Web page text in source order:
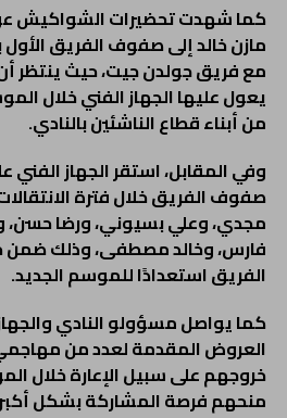
كما شهدت تحضيرات الشواكيش
مازن خالد إلى صفوف الفريق الأول
مع فريق جولدن جيت، حيث ينتظر
يعول عليها الجهاز الفني خلال
من أبناء قطاع الناشئين بالنادي.
وفي المقابل، استقر الجهاز
صفوف الفريق خلال فترة
مجدي، وعلي بسيوني، ورضا
فارس، وخالد مصطفى، وذلك ضمن
الفريق استعدادًا للموسم الجديد.
كما يواصل مسؤولو النادي
العروض المقدمة لعدد من
خروجهم على سبيل الإعارة خلال
منحهم فرصة المشاركة بشكل